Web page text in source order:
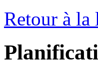
Retour à la